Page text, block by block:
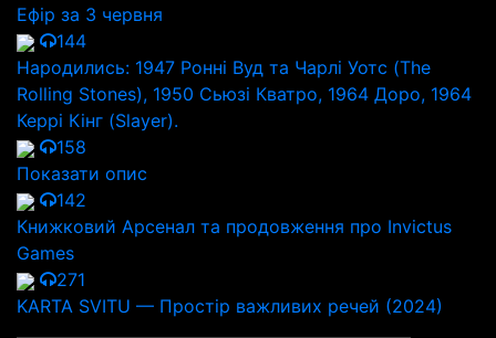
Ефір за 3 червня
144
Народились: 1947 Ронні Вуд та Чарлі Уотс (The
Rolling Stones), 1950 Сьюзі Кватро, 1964 Доро, 1964
Керрі Кінг (Slayer).
158
Показати опис
142
Книжковий Арсенал та продовження про Invictus
Games
271
KARTA SVITU — Простір важливих речей (2024)